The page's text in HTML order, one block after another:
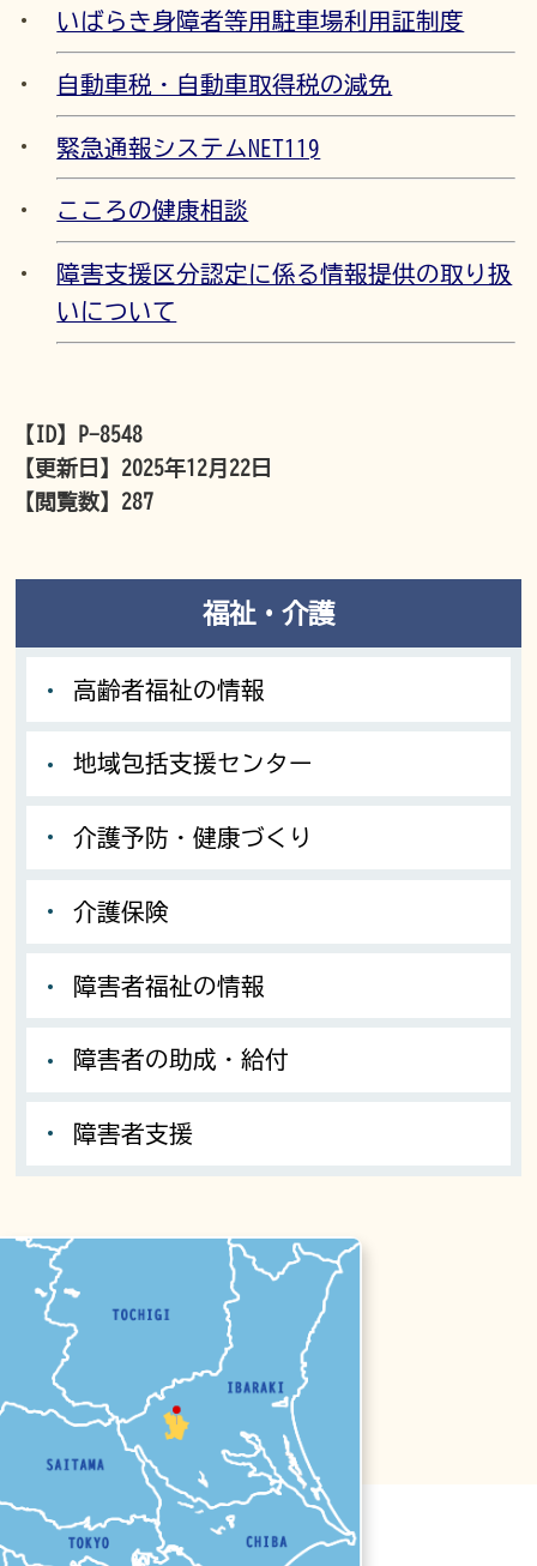
いばらき身障者等用駐車場利用証制度
自動車税・自動車取得税の減免
緊急通報システムNET119
こころの健康相談
障害支援区分認定に係る情報提供の取り扱
いについて
【ID】
P-8548
【更新日】 2025年12月22日
【閲覧数】 287
福祉・介護
高齢者福祉の情報
地域包括支援センター
介護予防・健康づくり
介護保険
障害者福祉の情報
障害者の助成・給付
障害者支援